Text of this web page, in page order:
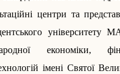
центри та
університету
економіки,
імені Святої